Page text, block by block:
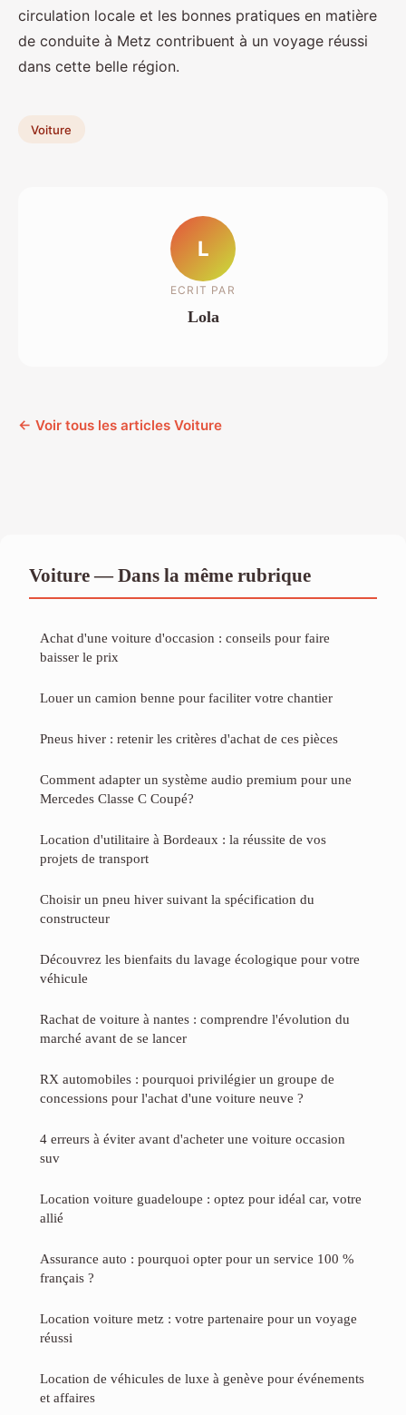
circulation locale et les bonnes pratiques en matière
de conduite à Metz contribuent à un voyage réussi
dans cette belle région.
Voiture
L
ECRIT PAR
Lola
← Voir tous les articles Voiture
Voiture — Dans la même rubrique
Achat d'une voiture d'occasion : conseils pour faire
baisser le prix
Louer un camion benne pour faciliter votre chantier
Pneus hiver : retenir les critères d'achat de ces pièces
Comment adapter un système audio premium pour une
Mercedes Classe C Coupé?
Location d'utilitaire à Bordeaux : la réussite de vos
projets de transport
Choisir un pneu hiver suivant la spécification du
constructeur
Découvrez les bienfaits du lavage écologique pour votre
véhicule
Rachat de voiture à nantes : comprendre l'évolution du
marché avant de se lancer
RX automobiles : pourquoi privilégier un groupe de
concessions pour l'achat d'une voiture neuve ?
4 erreurs à éviter avant d'acheter une voiture occasion
suv
Location voiture guadeloupe : optez pour idéal car, votre
allié
Assurance auto : pourquoi opter pour un service 100 %
français ?
Location voiture metz : votre partenaire pour un voyage
réussi
Location de véhicules de luxe à genève pour événements
et affaires